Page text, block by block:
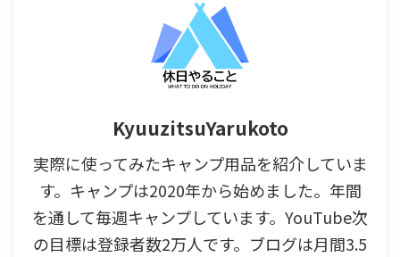
KyuuzitsuYarukoto
実際に使ってみたキャンプ用品を紹介していま
す。キャンプは2020年から始めました。年間
を通して毎週キャンプしています。YouTube次
の目標は登録者数2万人です。ブログは月間3.5